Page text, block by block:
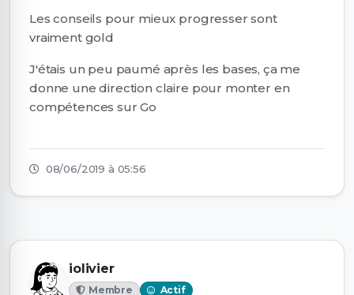
Les conseils pour mieux progresser sont
vraiment gold
J'étais un peu paumé après les bases, ça me
donne une direction claire pour monter en
compétences sur Go
08/06/2019 à 05:56
iolivier
Membre Actif